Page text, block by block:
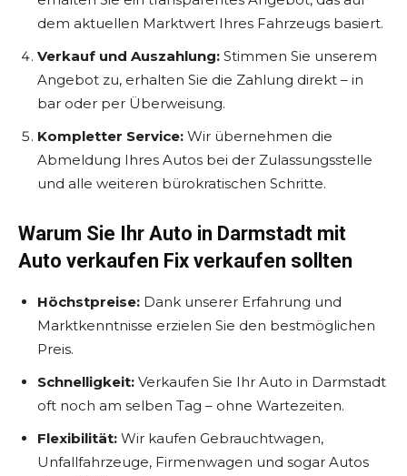
dem aktuellen Marktwert Ihres Fahrzeugs basiert.
Verkauf und Auszahlung: Stimmen Sie unserem
Angebot zu, erhalten Sie die Zahlung direkt – in
bar oder per Überweisung.
Kompletter Service: Wir übernehmen die
Abmeldung Ihres Autos bei der Zulassungsstelle
und alle weiteren bürokratischen Schritte.
Warum Sie Ihr Auto in Darmstadt mit
Auto verkaufen Fix verkaufen sollten
Höchstpreise: Dank unserer Erfahrung und
Marktkenntnisse erzielen Sie den bestmöglichen
Preis.
Schnelligkeit: Verkaufen Sie Ihr Auto in Darmstadt
oft noch am selben Tag – ohne Wartezeiten.
Flexibilität: Wir kaufen Gebrauchtwagen,
Unfallfahrzeuge, Firmenwagen und sogar Autos